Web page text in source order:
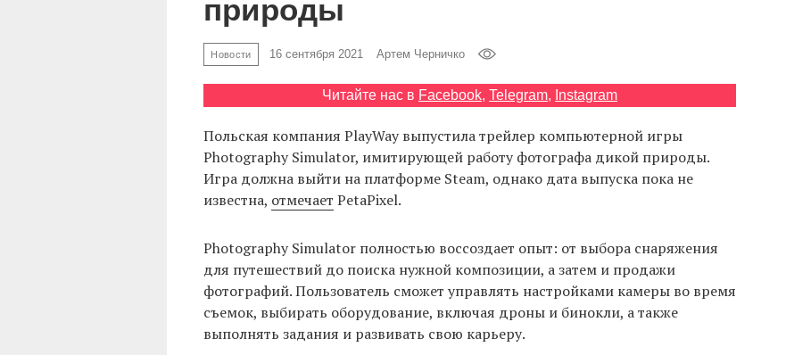
природы
Новости 16 сентября 2021 Артем Черничко
Читайте нас в Facebook, Telegram, Instagram
Польская компания PlayWay выпустила трейлер компьютерной игры
Photography Simulator, имитирующей работу фотографа дикой природы.
Игра должна выйти на платформе Steam, однако дата выпуска пока не
известна, отмечает PetaPixel.
Photography Simulator полностью воссоздает опыт: от выбора снаряжения
для путешествий до поиска нужной композиции, а затем и продажи
фотографий. Пользователь сможет управлять настройками камеры во время
съемок, выбирать оборудование, включая дроны и бинокли, а также
выполнять задания и развивать свою карьеру.